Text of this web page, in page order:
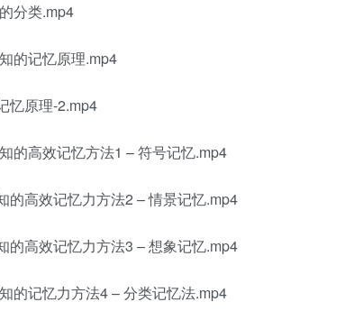
分类.mp4
记忆原理.mp4
原理-2.mp4
高效记忆方法1 – 符号记忆.mp4
高效记忆力方法2 – 情景记忆.mp4
高效记忆力方法3 – 想象记忆.mp4
记忆力方法4 – 分类记忆法.mp4